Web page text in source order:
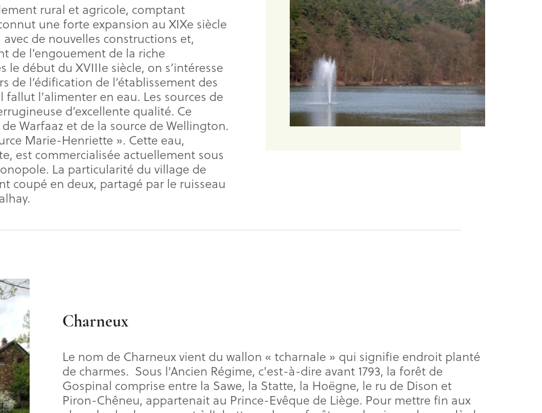
rural et agricole, comptant
une forte expansion au XIXe siècle
de nouvelles constructions et,
de l’engouement de la riche
le début du XVIIIe siècle, on s’intéresse
de l’édification de l’établissement des
l’alimenter en eau. Les sources de
d’excellente qualité. Ce
Warfaaz et de la source de Wellington.
Marie-Henriette ». Cette eau,
est commercialisée actuellement sous
La particularité du village de
coupé en deux, partagé par le ruisseau
Charneux
Le nom de Charneux vient du wallon « tcharnale » qui signifie endroit planté
de charmes. Sous l'Ancien Régime, c'est-à-dire avant 1793, la forêt de
Gospinal comprise entre la Sawe, la Statte, la Hoëgne, le ru de Dison et
Piron-Chêneu, appartenait au Prince-Evêque de Liège. Pour mettre fin aux